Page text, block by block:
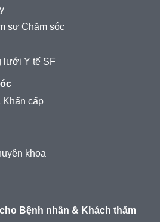
sự Chăm sóc
lưới Y tế SF
Khẩn cấp
khoa
Bệnh nhân & Khách thăm